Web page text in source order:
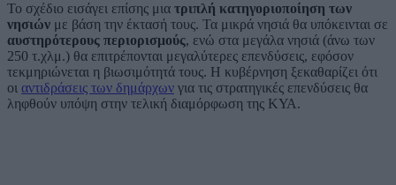
Το σχέδιο εισάγει επίσης μια τριπλή κατηγοριοποίηση των
νησιών με βάση την έκτασή τους. Τα μικρά νησιά θα υπόκεινται σε
αυστηρότερους περιορισμούς, ενώ στα μεγάλα νησιά (άνω των
250 τ.χλμ.) θα επιτρέπονται μεγαλύτερες επενδύσεις, εφόσον
τεκμηριώνεται η βιωσιμότητά τους. Η κυβέρνηση ξεκαθαρίζει ότι
οι αντιδράσεις των δημάρχων για τις στρατηγικές επενδύσεις θα
ληφθούν υπόψη στην τελική διαμόρφωση της ΚΥΑ.